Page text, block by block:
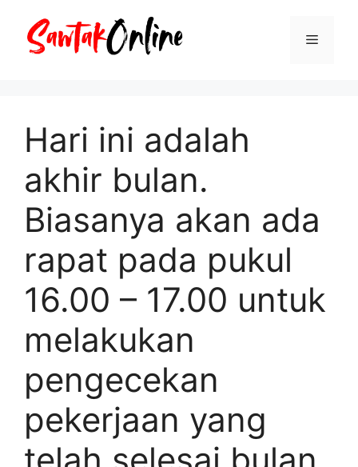
Menu
Hari ini adalah
akhir bulan.
Biasanya akan ada
rapat pada pukul
16.00 – 17.00 untuk
melakukan
pengecekan
pekerjaan yang